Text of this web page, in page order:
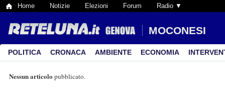
Home Notizie Elezioni Forum Radio ▼
MOCONESI
POLITICA CRONACA AMBIENTE ECONOMIA
Nessun articolo pubblicato.